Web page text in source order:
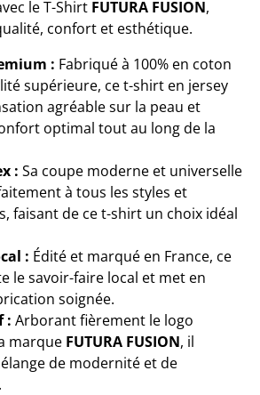
le T-Shirt FUTURA FUSION,
confort et esthétique.
: Fabriqué à 100% en coton
supérieure, ce t-shirt en jersey
agréable sur la peau et
optimal tout au long de la
: Sa coupe moderne et universelle
à tous les styles et
faisant de ce t-shirt un choix idéal
: Édité et marqué en France, ce
le savoir-faire local et met en
soignée.
: Arborant fièrement le logo
marque FUTURA FUSION, il
de modernité et de